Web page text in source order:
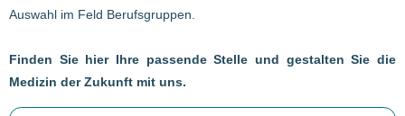
Auswahl im Feld Berufsgruppen.
Finden Sie hier Ihre passende Stelle und gestalten Sie die
Medizin der Zukunft mit uns.